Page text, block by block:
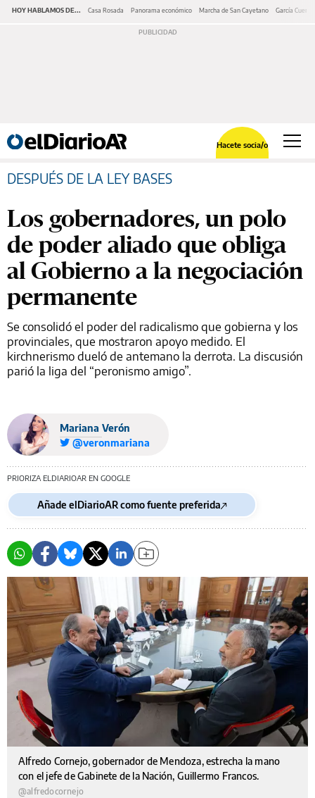
HOY HABLAMOS DE... Casa Rosada Panorama económico Marcha de San Cayetano García Cuerva
Hacete socia/o
DESPUÉS DE LA LEY BASES
Los gobernadores, un polo
de poder aliado que obliga
al Gobierno a la negociación
permanente
Se consolidó el poder del radicalismo que gobierna y los
provinciales, que mostraron apoyo medido. El
kirchnerismo dueló de antemano la derrota. La discusión
parió la liga del “peronismo amigo”.
Mariana Verón
@veronmariana
PRIORIZA ELDIARIOAR EN GOOGLE
Añade elDiarioAR como fuente preferida
Alfredo Cornejo, gobernador de Mendoza, estrecha la mano
con el jefe de Gabinete de la Nación, Guillermo Francos.
@alfredocornejo